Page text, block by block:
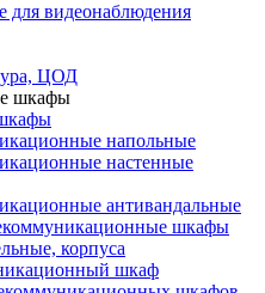
для видеонаблюдения
ЦОД
напольные
настенные
антивандальные
шкафы
корпуса
шкаф